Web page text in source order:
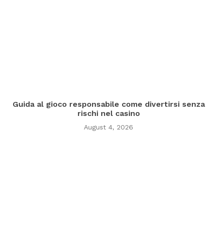
Guida al gioco responsabile come divertirsi senza
rischi nel casino
August 4, 2026